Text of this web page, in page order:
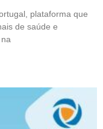
plataforma que
de saúde e